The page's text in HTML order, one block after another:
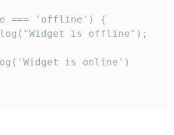
=== 'offline') {
is offline");
is online')